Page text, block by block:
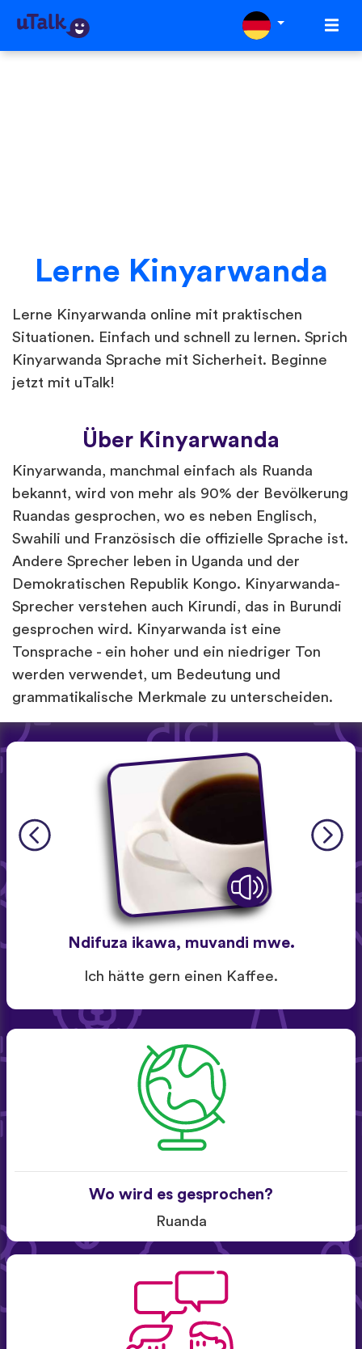
Lerne Kinyarwanda
Lerne Kinyarwanda online mit praktischen
Situationen. Einfach und schnell zu lernen. Sprich
Kinyarwanda Sprache mit Sicherheit. Beginne
jetzt mit uTalk!
Über Kinyarwanda
Kinyarwanda, manchmal einfach als Ruanda
bekannt, wird von mehr als 90% der Bevölkerung
Ruandas gesprochen, wo es neben Englisch,
Swahili und Französisch die offizielle Sprache ist.
Andere Sprecher leben in Uganda und der
Demokratischen Republik Kongo. Kinyarwanda-
Sprecher verstehen auch Kirundi, das in Burundi
gesprochen wird. Kinyarwanda ist eine
Tonsprache - ein hoher und ein niedriger Ton
werden verwendet, um Bedeutung und
grammatikalische Merkmale zu unterscheiden.
Ndifuza ikawa, muvandi mwe.
Ich hätte gern einen Kaffee.
Wo wird es gesprochen?
Ruanda